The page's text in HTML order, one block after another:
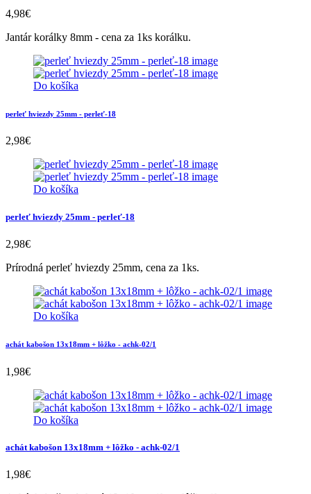
4,98€
Jantár korálky 8mm - cena za 1ks korálku.
Do košíka
perleť hviezdy 25mm - perleť-18
2,98€
Do košíka
perleť hviezdy 25mm - perleť-18
2,98€
Prírodná perleť hviezdy 25mm, cena za 1ks.
Do košíka
achát kabošon 13x18mm + lôžko - achk-02/1
1,98€
Do košíka
achát kabošon 13x18mm + lôžko - achk-02/1
1,98€